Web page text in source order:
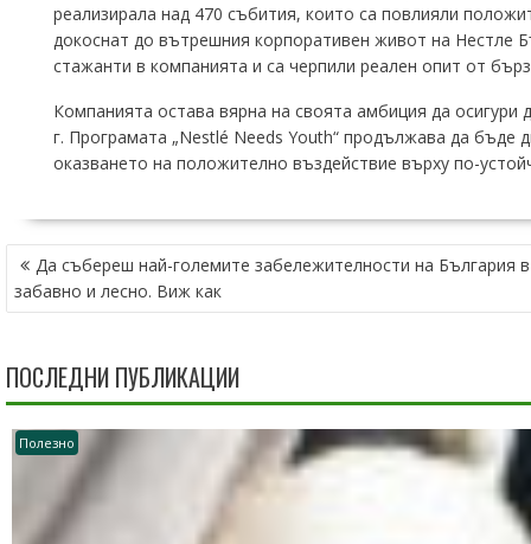
реализирала над 470 събития, които са повлияли
докоснат до вътрешния корпоративен живот на Нестле
стажанти в компанията и са черпили реален опит от
Компанията остава вярна на своята амбиция да
г. Програмата „Nestlé Needs Youth“ продължава да
оказването на положително въздействие върху по-
НАВИГАЦИЯ
Да събереш най-големите забележителности на България
забавно и лесно. Виж как
ПОСЛЕДНИ ПУБЛИКАЦИИ
Полезно